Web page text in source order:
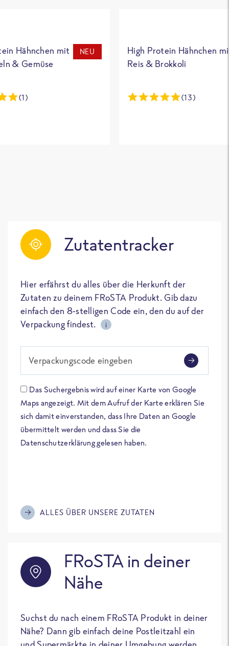
Hähnchen mit
& Gemüse
NEU
(1)
High Protein Hähnchen
Reis & Brokkoli
(13)
Zutatentracker
Hier erfährst du alles über die Herkunft der
Zutaten zu deinem FRoSTA Produkt. Gib dazu
einfach den 8-stelligen Code ein, den du auf der
Verpackung findest.
i
Verpackungscode eingeben
Das Suchergebnis wird auf einer Karte von Google
Maps angezeigt. Mit dem Aufruf der Karte erklären Sie
sich damit einverstanden, dass Ihre Daten an Google
übermittelt werden und dass Sie die
Datenschutzerklärung gelesen haben.
ALLES ÜBER UNSERE ZUTATEN
FRoSTA in deiner
Nähe
Suchst du nach einem FRoSTA Produkt in deiner
Nähe? Dann gib einfach deine Postleitzahl ein